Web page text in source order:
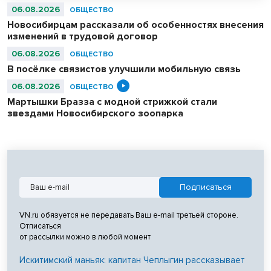
договор», - рассказал руководитель Государственной инспекции
06.08.2026 ОБЩЕСТВО
Новосибирцам рассказали об особенностях внесения
изменений в трудовой договор
06.08.2026 ОБЩЕСТВО
В посёлке связистов улучшили мобильную связь
06.08.2026 ОБЩЕСТВО
Мартышки Бразза с модной стрижкой стали
звездами Новосибирского зоопарка
VN.ru обязуется не передавать Ваш e-mail третьей стороне.
Отписаться
от рассылки можно в любой момент
Искитимский маньяк: капитан Чеплыгин рассказывает